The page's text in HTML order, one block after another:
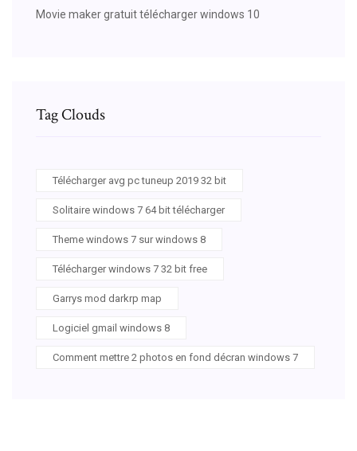
Movie maker gratuit télécharger windows 10
Tag Clouds
Télécharger avg pc tuneup 2019 32 bit
Solitaire windows 7 64 bit télécharger
Theme windows 7 sur windows 8
Télécharger windows 7 32 bit free
Garrys mod darkrp map
Logiciel gmail windows 8
Comment mettre 2 photos en fond décran windows 7